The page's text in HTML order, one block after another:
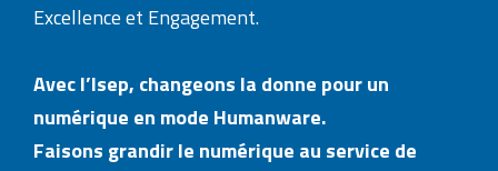
Excellence et Engagement.
Avec l’Isep, changeons la donne pour un
numérique en mode Humanware.
Faisons grandir le numérique au service de